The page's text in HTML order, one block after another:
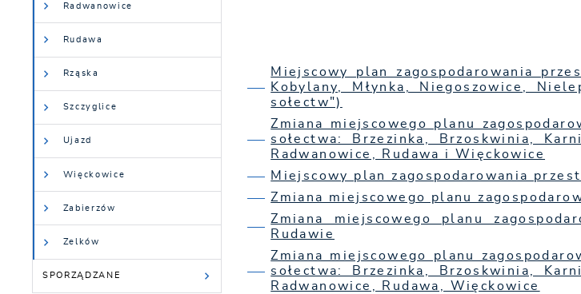
Radwanowice
Rudawa
Rząska
Szczyglice
Ujazd
Więckowice
Zabierzów
Zelków
SPORZĄDZANE
Miejscowy plan zagospodarowania
Kobylany, Młynka, Niegoszowice,
sołectw")
Zmiana miejscowego planu
sołectwa: Brzezinka, Brzoskwinia,
Radwanowice, Rudawa i Więckowice
Miejscowy plan zagospodarowania
Zmiana miejscowego planu
Zmiana miejscowego planu
Rudawie
Zmiana miejscowego planu
sołectwa: Brzezinka, Brzoskwinia,
Radwanowice, Rudawa, Więckowice